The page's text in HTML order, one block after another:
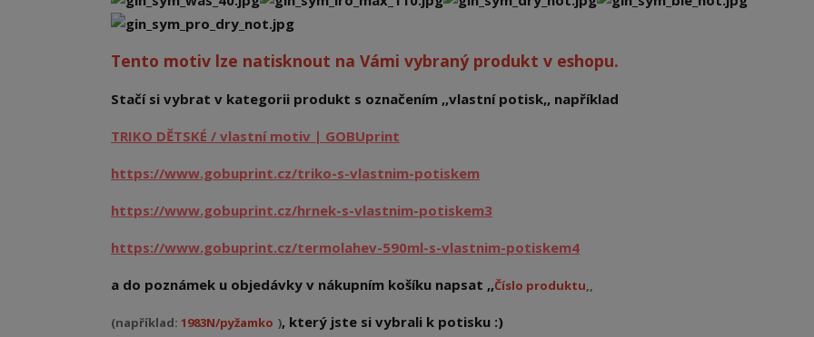
Tento motiv lze natisknout na Vámi vybraný produkt v eshopu.
Stačí si vybrat v kategorii produkt s označením ,,vlastní potisk,, například
TRIKO DĚTSKÉ / vlastní motiv | GOBUprint
https://www.gobuprint.cz/triko-s-vlastnim-potiskem
https://www.gobuprint.cz/hrnek-s-vlastnim-potiskem3
https://www.gobuprint.cz/termolahev-590ml-s-vlastnim-potiskem4
a do poznámek u objedávky v nákupním košíku napsat ,,Číslo produktu,,
(například: 1983N/pyžamko ), který jste si vybrali k potisku :)